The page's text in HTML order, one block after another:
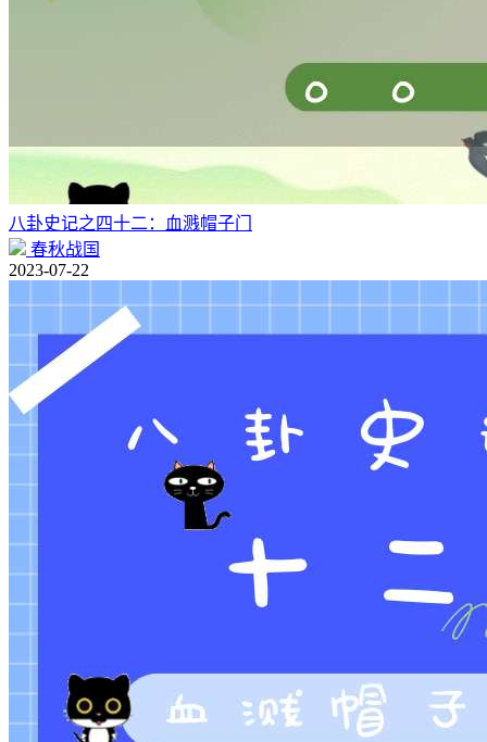
八卦史记之四十二：血溅帽子门
春秋战国
2023-07-22